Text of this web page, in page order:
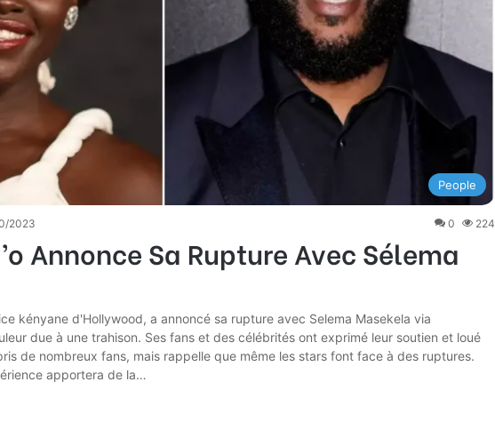
People
2023 0 224
Annonce Sa Rupture Avec Sélema
kényane d'Hollywood, a annoncé sa rupture avec Selema Masekela via
due à une trahison. Ses fans et des célébrités ont exprimé leur soutien et loué
de nombreux fans, mais rappelle que même les stars font face à des ruptures.
apportera de la…